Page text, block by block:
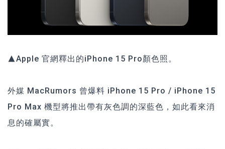
▲Apple 官網釋出的iPhone 15 Pro顏色照。
外媒 MacRumors 曾爆料 iPhone 15 Pro / iPhone 15
Pro Max 機型將推出帶有灰色調的深藍色，如此看來消
息的確屬實。